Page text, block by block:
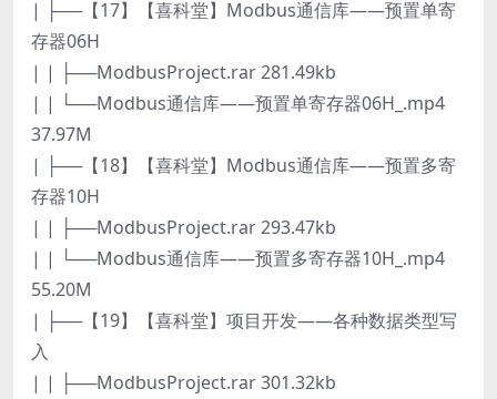
| ├──【17】【喜科堂】Modbus通信库——预置单寄
存器06H
| | ├──ModbusProject.rar 281.49kb
| | └──Modbus通信库——预置单寄存器06H_.mp4
37.97M
| ├──【18】【喜科堂】Modbus通信库——预置多寄
存器10H
| | ├──ModbusProject.rar 293.47kb
| | └──Modbus通信库——预置多寄存器10H_.mp4
55.20M
| ├──【19】【喜科堂】项目开发——各种数据类型写
入
| | ├──ModbusProject.rar 301.32kb